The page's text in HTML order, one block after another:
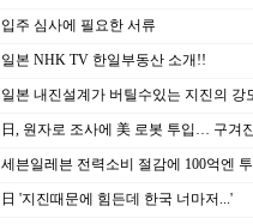
입주 심사에 필요한 서류
일본 NHK TV 한일부동산 소개!!
일본 내진설계가 버틸수있는 지진의 강
日, 원자로 조사에 美 로봇 투입… 구겨
세븐일레븐 전력소비 절감에 100억엔
日 '지진때문에 힘든데 한국 너마저...'